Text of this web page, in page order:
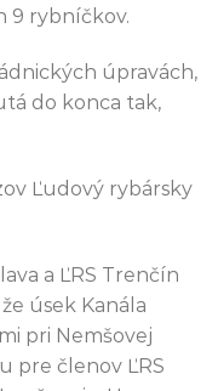
9 rybníčkov.
úpravách,
do konca tak,
Ľudový rybársky
a ĽRS Trenčín
úsek Kanála
pri Nemšovej
pre členov ĽRS